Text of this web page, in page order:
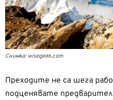
Снимка: wisegeek.com
Преходите не са шега
подценявате